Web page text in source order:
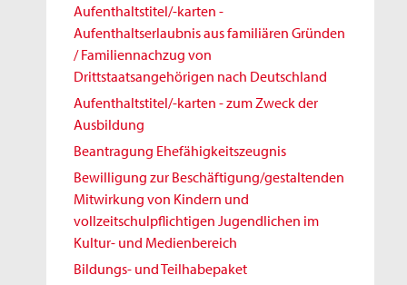
Aufenthaltstitel/-karten -
Aufenthaltserlaubnis aus familiären Gründen
/ Familiennachzug von
Drittstaatsangehörigen nach Deutschland
Aufenthaltstitel/-karten - zum Zweck der
Ausbildung
Beantragung Ehefähigkeitszeugnis
Bewilligung zur Beschäftigung/gestaltenden
Mitwirkung von Kindern und
vollzeitschulpflichtigen Jugendlichen im
Kultur- und Medienbereich
Bildungs- und Teilhabepaket